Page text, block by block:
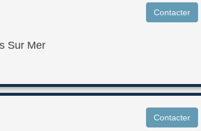
Contacter
Sur Mer
Contacter